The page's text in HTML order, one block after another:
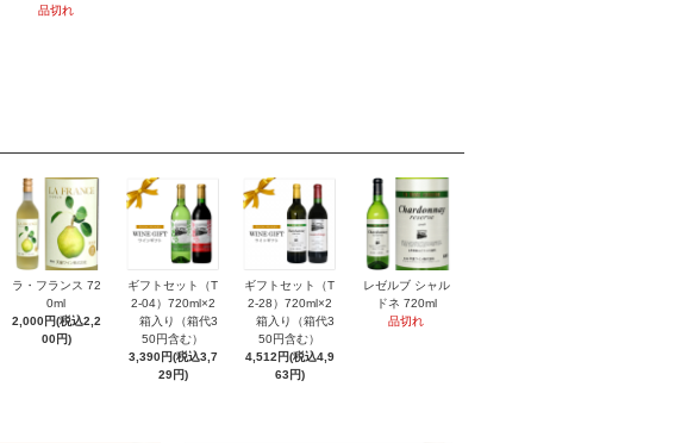
品切れ
ラ・フランス 72
0ml
2,000円(税込2,2
00円)
ギフトセット（T
2-04）720ml×2
箱入り（箱代3
50円含む）
3,390円(税込3,7
29円)
ギフトセット（T
2-28）720ml×2
箱入り（箱代3
50円含む）
4,512円(税込4,9
63円)
レゼルブ シャル
ドネ 720ml
品切れ